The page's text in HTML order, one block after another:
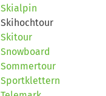
Skialpin
Skihochtour
Skitour
Snowboard
Sommertour
Sportklettern